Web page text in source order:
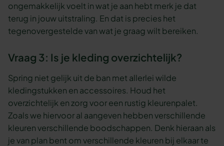
ongemakkelijk voelt in wat je aan hebt merk je dat
terug in jouw uitstraling. En dat is precies het
tegenovergestelde van wat je graag wilt bereiken.
Vraag 3: Is je kleding overzichtelijk?
Spring niet gelijk uit de ban met allerlei wilde
kledingstukken en accessoires. Houd het
overzichtelijk en zorg voor een rustig kleurenpalet.
Zoals we hiervoor al aangeven hebben verschillende
kleuren verschillende boodschappen. Denk hieraan als
je van plan bent om verschillende kleuren bij elkaar te